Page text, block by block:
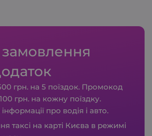
грн. на 5 поїздок. Промокод
грн. на кожну поїздку.
про водія і авто.
таксі на карті Києва в режимі